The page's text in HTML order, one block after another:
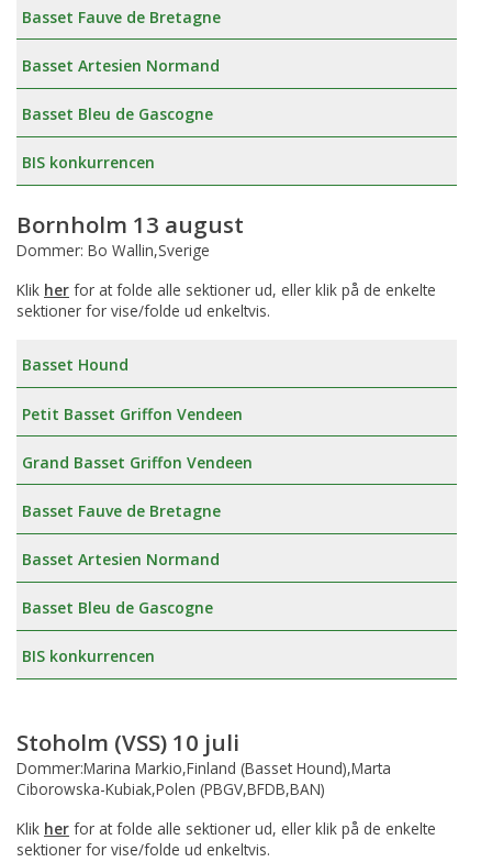
Basset Fauve de Bretagne
Basset Artesien Normand
Basset Bleu de Gascogne
BIS konkurrencen
Bornholm 13 august
Dommer: Bo Wallin,Sverige
Klik her for at folde alle sektioner ud, eller klik på de enkelte
sektioner for vise/folde ud enkeltvis.
Basset Hound
Petit Basset Griffon Vendeen
Grand Basset Griffon Vendeen
Basset Fauve de Bretagne
Basset Artesien Normand
Basset Bleu de Gascogne
BIS konkurrencen
Stoholm (VSS) 10 juli
Dommer:Marina Markio,Finland (Basset Hound),Marta
Ciborowska-Kubiak,Polen (PBGV,BFDB,BAN)
Klik her for at folde alle sektioner ud, eller klik på de enkelte
sektioner for vise/folde ud enkeltvis.